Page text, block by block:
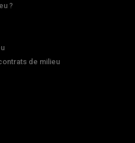
?
de milieu